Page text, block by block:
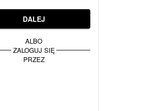
DALEJ
ALBO
ZALOGUJ SIĘ
PRZEZ